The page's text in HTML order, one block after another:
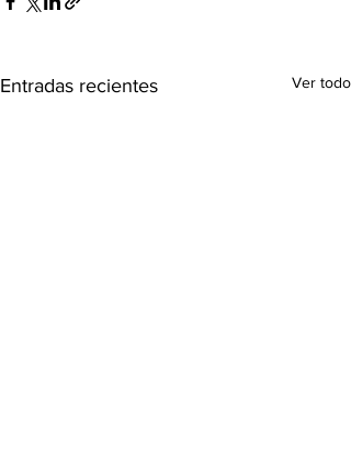
Entradas recientes Ver todo